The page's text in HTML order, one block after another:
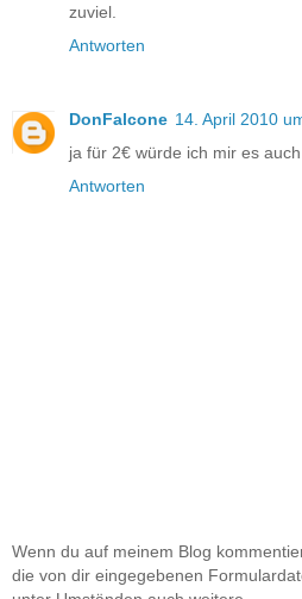
zuviel.
Antworten
DonFalcone 14. April 2010
ja für 2€ würde ich mir es
Antworten
Wenn du auf meinem Blog
die von dir eingegebenen